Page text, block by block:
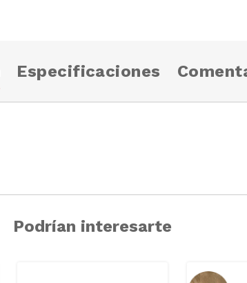
Especificaciones
Podrían interesarte